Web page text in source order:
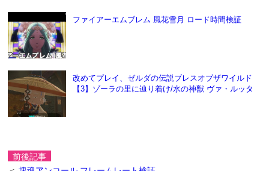
ファイアーエムブレム 風花雪月 ロード時間検証
改めてプレイ、ゼルダの伝説ブレスオブザワイルド
【3】ゾーラの里に辿り着け/水の神獣 ヴァ・ルッタ
前後記事